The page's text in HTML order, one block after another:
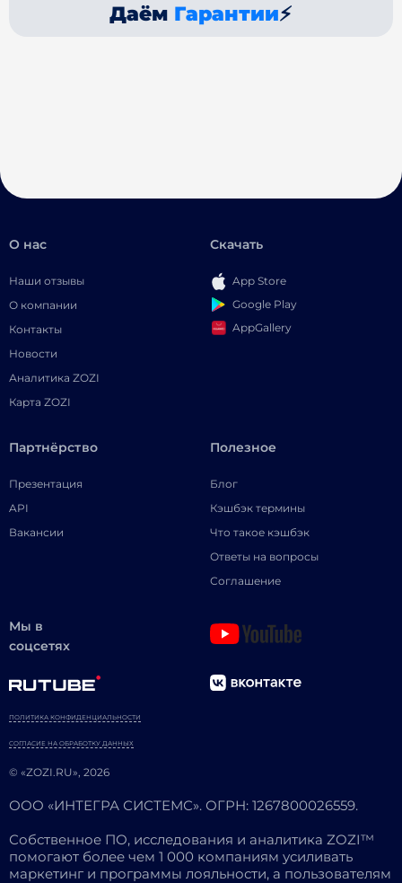
Даём Гарантии⚡
О нас
Наши отзывы
О компании
Контакты
Новости
Аналитика ZOZI
Карта ZOZI
Скачать
App Store
Google Play
AppGallery
Партнёрство
Презентация
API
Вакансии
Полезное
Блог
Кэшбэк термины
Что такое кэшбэк
Ответы на вопросы
Соглашение
Мы в
соцсетях
© «ZOZI.RU», 2026
ПОЛИТИКА КОНФИДЕНЦИАЛЬНОСТИ
СОГЛАСИЕ НА ОБРАБОТКУ ДАННЫХ
ООО «ИНТЕГРА СИСТЕМС». ОГРН: 1267800026559.
Собственное ПО, исследования и аналитика ZOZI™
помогают более чем 1 000 компаниям усиливать
маркетинг и программы лояльности, а пользователям